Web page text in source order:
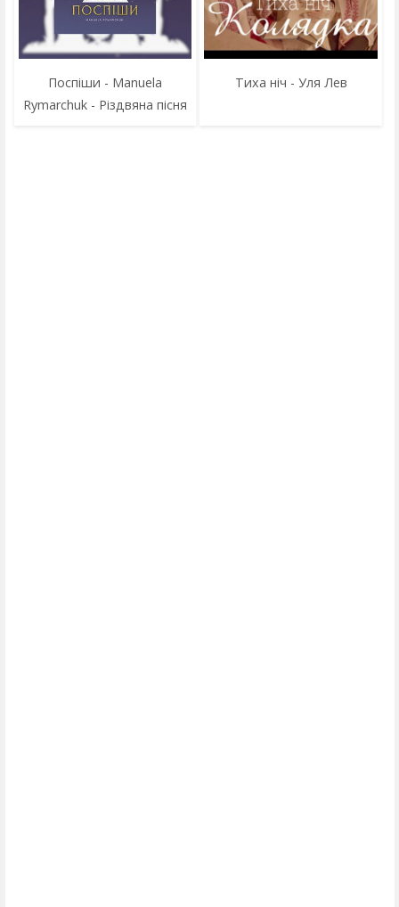
Поспіши - Manuela
Rymarchuk - Різдвяна пісня
Тиха ніч - Уля Лев